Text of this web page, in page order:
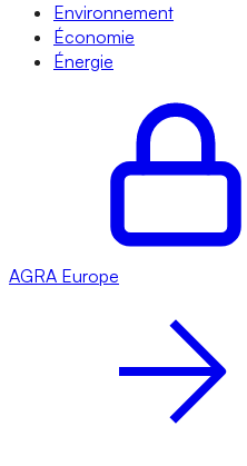
Environnement
Économie
Énergie
AGRA Europe